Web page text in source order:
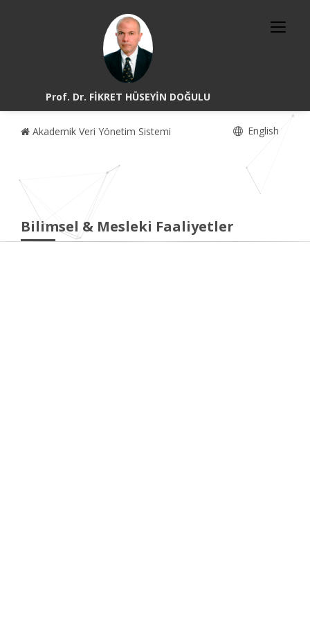
Prof. Dr. FİKRET HÜSEYİN DOĞULU
Akademik Veri Yönetim Sistemi English
Bilimsel & Mesleki Faaliyetler